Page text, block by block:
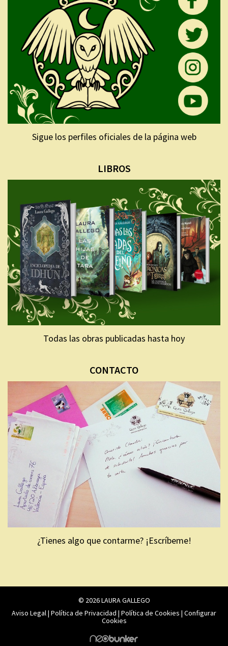
Sigue los perfiles oficiales de la página web
LIBROS
Todas las obras publicadas hasta hoy
CONTACTO
¿Tienes algo que contarme? ¡Escríbeme!
© 2026 LAURA GALLEGO
Aviso Legal| Política de Privacidad | Política de Cookies | Configurar
Cookies